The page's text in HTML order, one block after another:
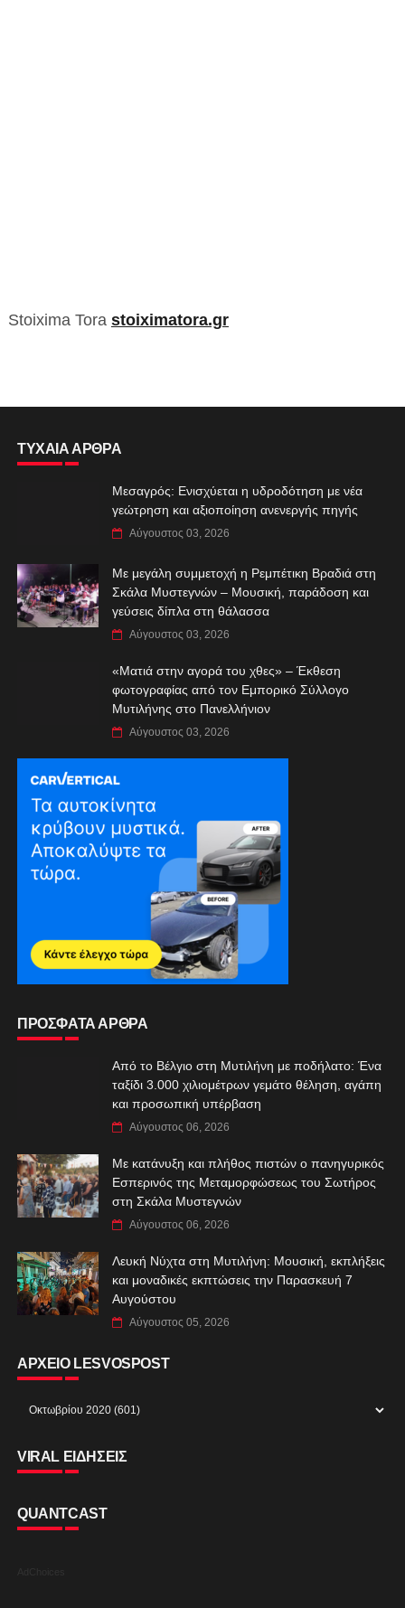
Stoixima Tora stoiximatora.gr
ΤΥΧΑΙΑ ΑΡΘΡΑ
Μεσαγρός: Ενισχύεται η υδροδότηση με νέα
γεώτρηση και αξιοποίηση ανενεργής πηγής
Αύγουστος 03, 2026
Με μεγάλη συμμετοχή η Ρεμπέτικη Βραδιά στη
Σκάλα Μυστεγνών – Μουσική, παράδοση και
γεύσεις δίπλα στη θάλασσα
Αύγουστος 03, 2026
«Ματιά στην αγορά του χθες» – Έκθεση
φωτογραφίας από τον Εμπορικό Σύλλογο
Μυτιλήνης στο Πανελλήνιον
Αύγουστος 03, 2026
ΠΡΟΣΦΑΤΑ ΑΡΘΡΑ
Από το Βέλγιο στη Μυτιλήνη με ποδήλατο: Ένα
ταξίδι 3.000 χιλιομέτρων γεμάτο θέληση, αγάπη
και προσωπική υπέρβαση
Αύγουστος 06, 2026
Με κατάνυξη και πλήθος πιστών ο πανηγυρικός
Εσπερινός της Μεταμορφώσεως του Σωτήρος
στη Σκάλα Μυστεγνών
Αύγουστος 06, 2026
Λευκή Νύχτα στη Μυτιλήνη: Μουσική, εκπλήξεις
και μοναδικές εκπτώσεις την Παρασκευή 7
Αυγούστου
Αύγουστος 05, 2026
ΑΡΧΕΙΟ LESVOSPOST
VIRAL ΕΙΔΗΣΕΙΣ
QUANTCAST